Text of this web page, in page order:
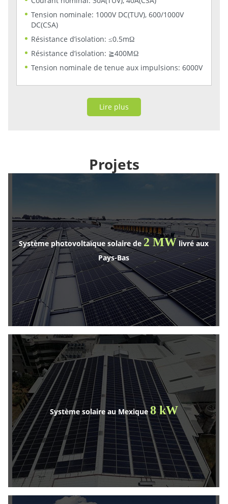
Tension nominale: 1000V DC(TUV), 600/1000V
DC(CSA)
Résistance d’isolation: ≤0.5mΩ
Résistance d’isolation: ≧400MΩ
Tension nominale de tenue aux impulsions: 6000V
Lire plus
Projets
Système photovoltaïque solaire de 2 MW livré aux
Pays-Bas
Système solaire au Mexique8 kW